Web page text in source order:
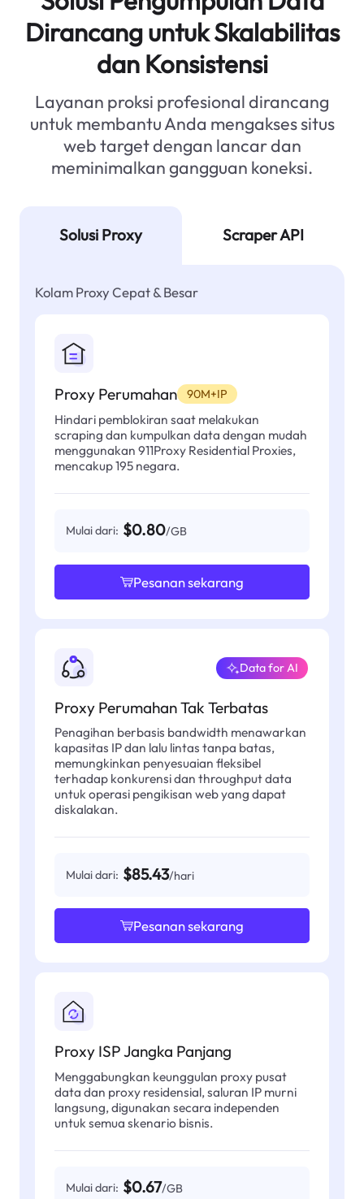
Dirancang untuk Skalabilitas
dan Konsistensi
Layanan proksi profesional dirancang
untuk membantu Anda mengakses situs
web target dengan lancar dan
meminimalkan gangguan koneksi.
Solusi Proxy Scraper API
Kolam Proxy Cepat & Besar
Proxy Perumahan 90M+IP
Hindari pemblokiran saat melakukan
scraping dan kumpulkan data dengan mudah
menggunakan 911Proxy Residential Proxies,
mencakup 195 negara.
Mulai dari: $0.80/GB
Pesanan sekarang
Proxy Perumahan Tak Terbatas
Data for AI
Penagihan berbasis bandwidth menawarkan
kapasitas IP dan lalu lintas tanpa batas,
memungkinkan penyesuaian fleksibel
terhadap konkurensi dan throughput data
untuk operasi pengikisan web yang dapat
diskalakan.
Mulai dari: $85.43/hari
Pesanan sekarang
Proxy ISP Jangka Panjang
Menggabungkan keunggulan proxy pusat
data dan proxy residensial, saluran IP murni
langsung, digunakan secara independen
untuk semua skenario bisnis.
Mulai dari: $0.67/GB